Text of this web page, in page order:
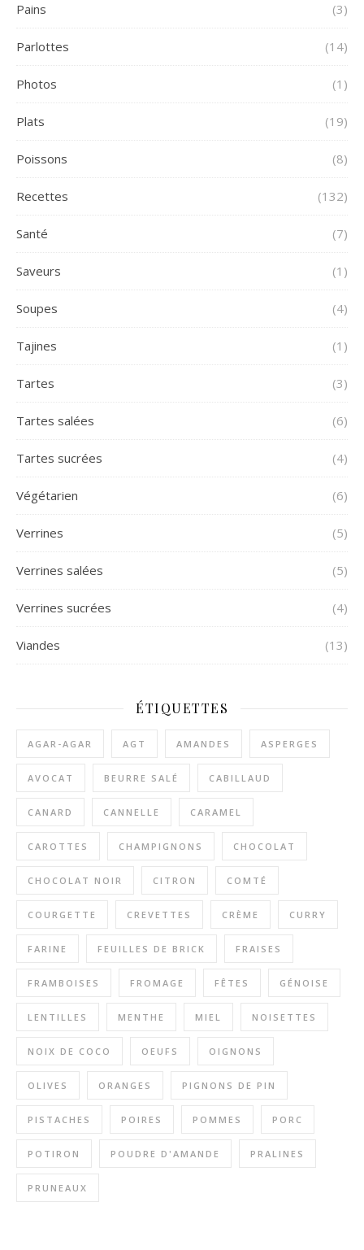
Pains (3)
Parlottes (14)
Photos (1)
Plats (19)
Poissons (8)
Recettes (132)
Santé (7)
Saveurs (1)
Soupes (4)
Tajines (1)
Tartes (3)
Tartes salées (6)
Tartes sucrées (4)
Végétarien (6)
Verrines (5)
Verrines salées (5)
Verrines sucrées (4)
Viandes (13)
ÉTIQUETTES
AGAR-AGAR AGT AMANDES ASPERGES
AVOCAT BEURRE SALÉ CABILLAUD
CANARD CANNELLE CARAMEL
CAROTTES CHAMPIGNONS CHOCOLAT
CHOCOLAT NOIR CITRON COMTÉ
COURGETTE CREVETTES CRÈME CURRY
FARINE FEUILLES DE BRICK FRAISES
FRAMBOISES FROMAGE FÊTES GÉNOISE
LENTILLES MENTHE MIEL NOISETTES
NOIX DE COCO OEUFS OIGNONS
OLIVES ORANGES PIGNONS DE PIN
PISTACHES POIRES POMMES PORC
POTIRON POUDRE D'AMANDE PRALINES
PRUNEAUX